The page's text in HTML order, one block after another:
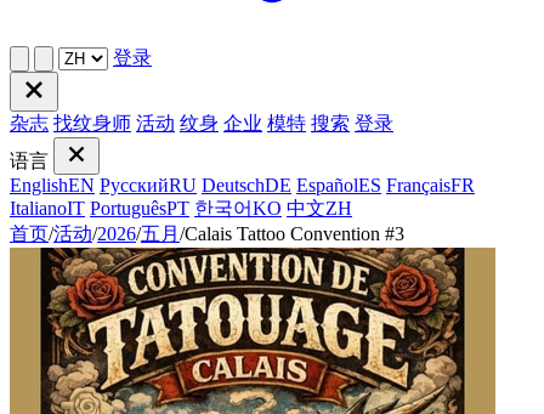
登录
杂志 找纹身师 活动 纹身 企业 模特 搜索 登录
语言
EnglishEN РусскийRU DeutschDE EspañolES FrançaisFR
ItalianoIT PortuguêsPT 한국어KO 中文ZH
首页/活动/2026/五月 /Calais Tattoo Convention #3